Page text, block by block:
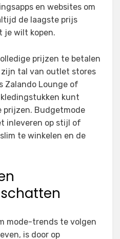
en websites om
de laagste prijs
je wilt kopen.
prijzen te betalen
zijn tal van outlet stores
Zalando Lounge of
kunt
prijzen. Budgetmode
inleveren op stijl of
te winkelen en de
mode-trends te volgen
is door op